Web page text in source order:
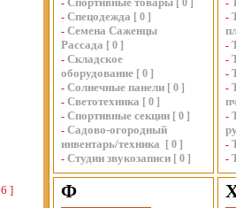
]
-
[ 0 ]
- Спецодежда [ 0 ]
- Семена Саженцы
Рассада [ 0 ]
- Складское
оборудование [ 0 ]
- Солнечные панели [ 0 ]
- Светотехника [ 0 ]
- Спортивные секции [ 0 ]
- Садово-огородный
инвентарь/техника
[ 0 ]
- Студии звукозаписи [ 0 ]
-
-
-
-
-
-
-
-
-
Ф